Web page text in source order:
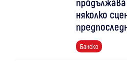
няколко
Банско